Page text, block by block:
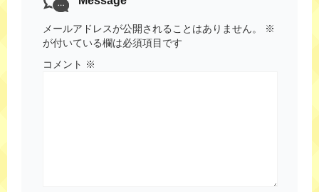
メールアドレスが公開されることはありません。
※
が付いている欄は必須項目です
コメント ※